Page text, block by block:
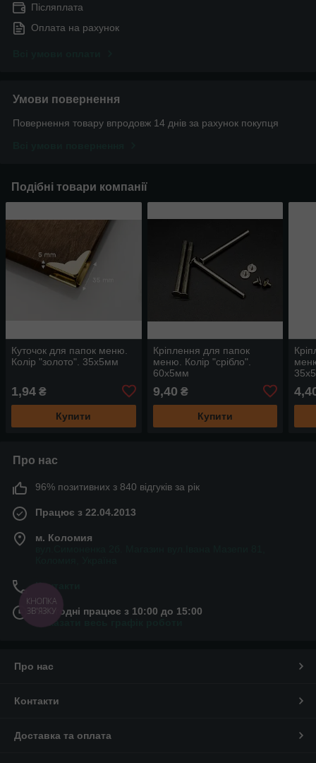
Післяплата
Оплата на рахунок
Умови повернення
Повернення товару впродовж 14 днів за рахунок покупця
Подібні товари компанії
Куточок для папок меню.
Колір "золото". 35х5мм
1,94 ₴
Купити
Кріплення для папок
меню. Колір "срібло".
60х5мм
9,40 ₴
Купити
Про нас
96% позитивних з 840 відгуків за рік
Працює з 22.04.2013
м. Коломия
Контакти
Сьогодні працює з 10:00 до 15:00
Показати весь графік роботи
Про нас
Контакти
Доставка та оплата
КНОПКА
ЗВ'ЯЗКУ